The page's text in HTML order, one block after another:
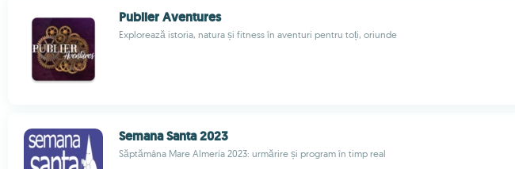
Publier Aventures
Explorează istoria, natura și fitness în aventuri pentru toți, oriunde
Semana Santa 2023
Săptămâna Mare Almería 2023: urmărire și program în timp real